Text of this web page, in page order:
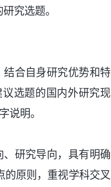
究选题。
合自身研究优势和特
选题的国内外研究现
说明。
研究导向，具有明确
的原则，重视学科交叉